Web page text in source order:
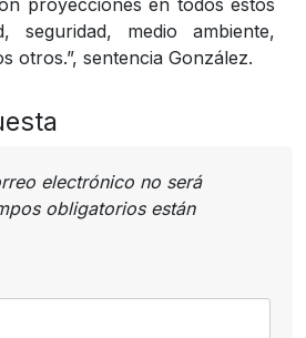
seguridad, medio ambiente,
otros.”, sentencia González.
electrónico no será
obligatorios están